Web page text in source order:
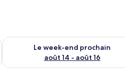
août 7 - août 9
Le week-end prochain
août 14 - août 16
Vérifier la disponibilité pour le